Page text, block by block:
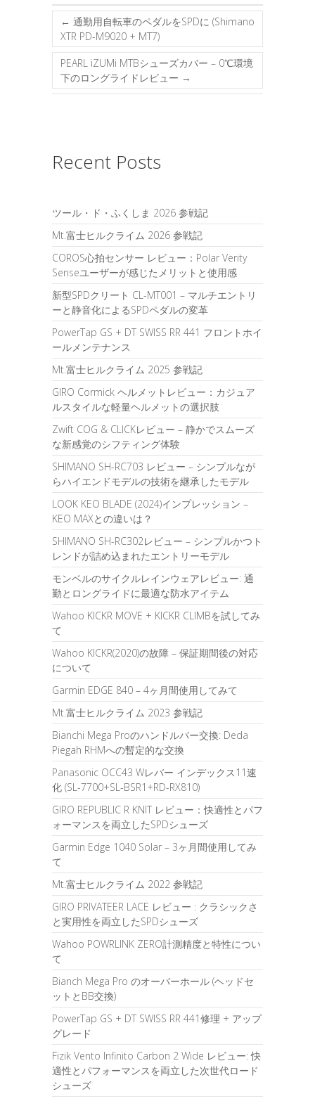
← 通勤用自転車のペダルをSPDに (Shimano
XTR PD-M9020 + MT7)
PEARL iZUMi MTBシューズカバー – 0℃環境
下のロングライドレビュー →
Recent Posts
ツール・ド・ふくしま 2026 参戦記
Mt.富士ヒルクライム 2026 参戦記
COROS心拍センサー レビュー：Polar Verity
Senseユーザーが感じたメリットと使用感
新型SPDクリート CL-MT001 – マルチエントリ
ーと静音化によるSPDペダルの変革
PowerTap GS + DT SWISS RR 441 フロントホイ
ールメンテナンス
Mt.富士ヒルクライム 2025 参戦記
GIRO Cormick ヘルメットレビュー：カジュア
ルスタイルな軽量ヘルメットの選択肢
Zwift COG & CLICKレビュー – 静かでスムーズ
な新感覚のシフティング体験
SHIMANO SH-RC703 レビュー – シンプルなが
らハイエンドモデルの技術を継承したモデル
LOOK KEO BLADE (2024)インプレッション –
KEO MAXとの違いは？
SHIMANO SH-RC302レビュー – シンプルかつト
レンドが詰め込まれたエントリーモデル
モンベルのサイクルレインウェアレビュー: 通
勤とロングライドに最適な防水アイテム
Wahoo KICKR MOVE + KICKR CLIMBを試してみ
て
Wahoo KICKR(2020)の故障 – 保証期間後の対応
について
Garmin EDGE 840 – 4ヶ月間使用してみて
Mt.富士ヒルクライム 2023 参戦記
Bianchi Mega Proのハンドルバー交換: Deda
Piegah RHMへの暫定的な交換
Panasonic OCC43 Wレバー インデックス11速
化 (SL-7700+SL-BSR1+RD-RX810)
GIRO REPUBLIC R KNIT レビュー：快適性とパフ
ォーマンスを両立したSPDシューズ
Garmin Edge 1040 Solar – 3ヶ月間使用してみ
て
Mt.富士ヒルクライム 2022 参戦記
GIRO PRIVATEER LACE レビュー : クラシックさ
と実用性を両立したSPDシューズ
Wahoo POWRLINK ZERO計測精度と特性につい
て
Bianch Mega Pro のオーバーホール (ヘッドセ
ットとBB交換)
PowerTap GS + DT SWISS RR 441修理 + アップ
グレード
Fizik Vento Infinito Carbon 2 Wide レビュー: 快
適性とパフォーマンスを両立した次世代ロード
シューズ